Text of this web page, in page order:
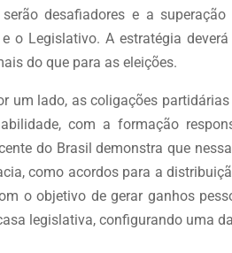
serão desafiadores e a
e o Legislativo. A estratégia
do que para as eleições.
um lado, as coligações
com a formação
do Brasil demonstra que
como acordos para a
o objetivo de gerar ganhos
legislativa, configurando uma